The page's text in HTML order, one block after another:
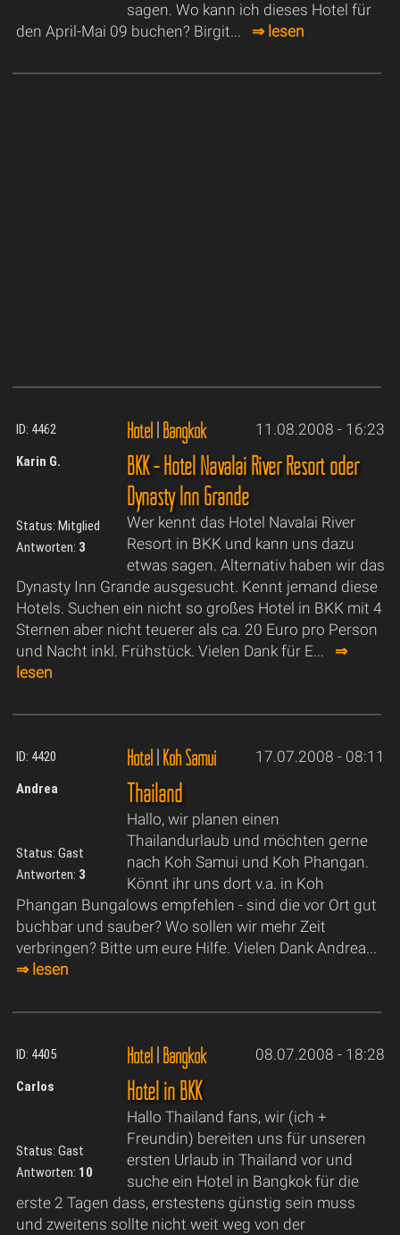
sagen. Wo kann ich dieses Hotel für
den April-Mai 09 buchen? Birgit... ⇒ lesen
ID: 4462 Hotel|Bangkok 11.08.2008 - 16:23
Karin G.
Status: Mitglied
Antworten: 3
BKK - Hotel Navalai River Resort oder
Dynasty Inn Grande
Wer kennt das Hotel Navalai River
Resort in BKK und kann uns dazu
etwas sagen. Alternativ haben wir das
Dynasty Inn Grande ausgesucht. Kennt jemand diese
Hotels. Suchen ein nicht so großes Hotel in BKK mit 4
Sternen aber nicht teuerer als ca. 20 Euro pro Person
und Nacht inkl. Frühstück. Vielen Dank für E... ⇒
lesen
ID: 4420 Hotel|Koh Samui 17.07.2008 - 08:11
Andrea
Status: Gast
Antworten: 3
Thailand
Hallo, wir planen einen
Thailandurlaub und möchten gerne
nach Koh Samui und Koh Phangan.
Könnt ihr uns dort v.a. in Koh
Phangan Bungalows empfehlen - sind die vor Ort gut
buchbar und sauber? Wo sollen wir mehr Zeit
verbringen? Bitte um eure Hilfe. Vielen Dank Andrea...
⇒ lesen
ID: 4405 Hotel|Bangkok 08.07.2008 - 18:28
Carlos
Status: Gast
Antworten: 10
Hotel in BKK
Hallo Thailand fans, wir (ich +
Freundin) bereiten uns für unseren
ersten Urlaub in Thailand vor und
suche ein Hotel in Bangkok für die
erste 2 Tagen dass, erstestens günstig sein muss
und zweitens sollte nicht weit weg von der